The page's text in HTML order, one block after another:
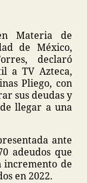
Materia de
de México,
declaró
a TV Azteca,
Pliego, con
sus deudas y
llegar a una
ante
adeudos que
incremento de
en 2022.